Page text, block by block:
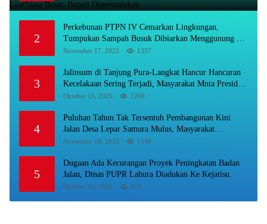
2
Perkebunan PTPN IV Cemarkan Lingkungan,
Tumpukan Sampah Busuk Dibiarkan Menggunung Di
Areal Rumah Karyawan.
November 17, 2025 1357
3
Jalinsum di Tanjung Pura-Langkat Hancur Hancuran
Kecelakaan Sering Terjadi, Masyarakat Mnta Presiden
Prabowo Beri Perhatian.
Oktober 15, 2025 1290
4
Puluhan Tahun Tak Tersentuh Pembangunan Kini
Jalan Desa Lepar Samura Mulus, Masyarakat
Sampaikan Terimakasih Ke Bupati Karo
November 18, 2025 1148
5
Dugaan Ada Kecurangan Proyek Peningkatan Badan
Jalan, Dinas PUPR Labura Diadukan Ke Kejatisu.
Oktober 10, 2025 912